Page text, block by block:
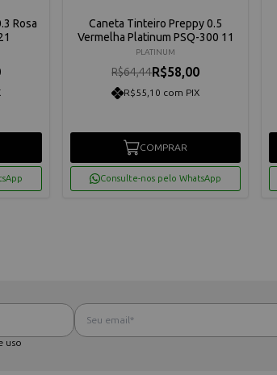
Rosa
Caneta Tinteiro Preppy 0.5
Vermelha Platinum PSQ-300 11
PLATINUM
R$64,44R$58,00
R$55,10 com PIX
COMPRAR
Consulte-nos pelo WhatsApp
uso